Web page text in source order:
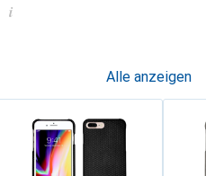
i
Alle anzeigen